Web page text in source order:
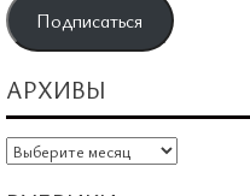
Подписаться
АРХИВЫ
Архивы